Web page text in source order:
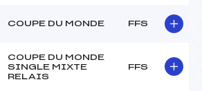
COUPE DU MONDE FFS
COUPE DU MONDE
SINGLE MIXTE
RELAIS
FFS